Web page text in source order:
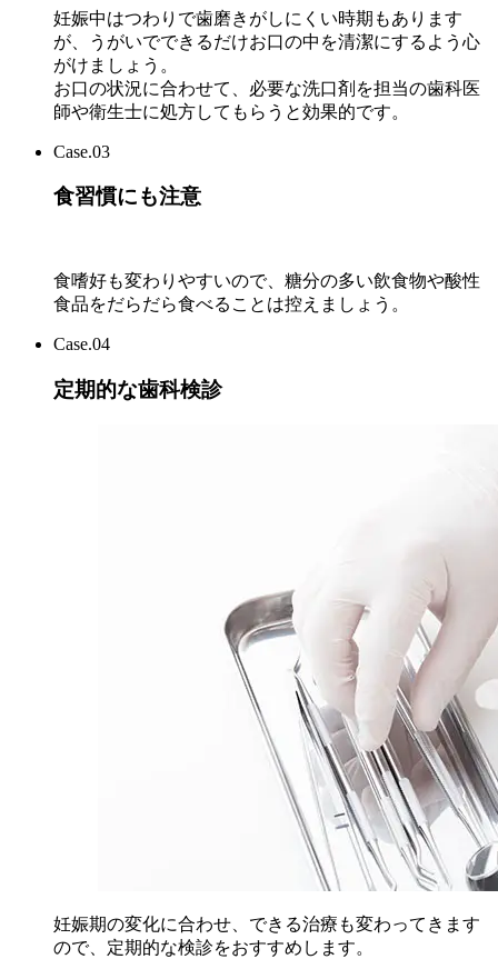
妊娠中はつわりで歯磨きがしにくい時期もあります
が、うがいでできるだけお口の中を清潔にするよう心
がけましょう。
お口の状況に合わせて、必要な洗口剤を担当の歯科医
師や衛生士に処方してもらうと効果的です。
Case.03
食習慣にも注意
食嗜好も変わりやすいので、糖分の多い飲食物や酸性
食品をだらだら食べることは控えましょう。
Case.04
定期的な歯科検診
妊娠期の変化に合わせ、できる治療も変わってきます
ので、定期的な検診をおすすめします。